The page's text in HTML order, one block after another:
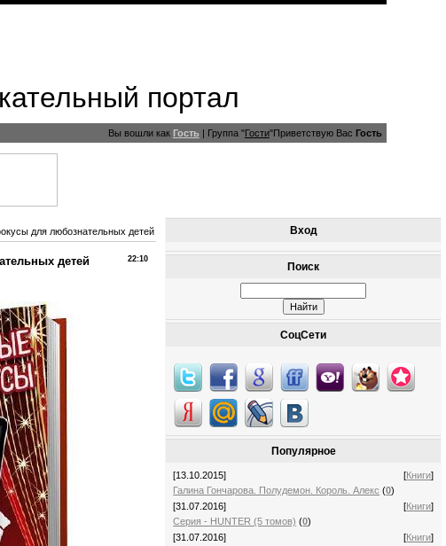
портал
Вы вошли как Гость | Группа"Гости"Приветствую Вас Гость
для любознательных детей
22:10
детей
Вход
Поиск
СоцСети
Популярное
[13.10.2015] [Книги]
Галина Гончарова. Полудемон. Король. Алекс (0)
[31.07.2016]
[Книги]
Серия - HUNTER (5 томов) (0)
[31.07.2016]
[Книги]